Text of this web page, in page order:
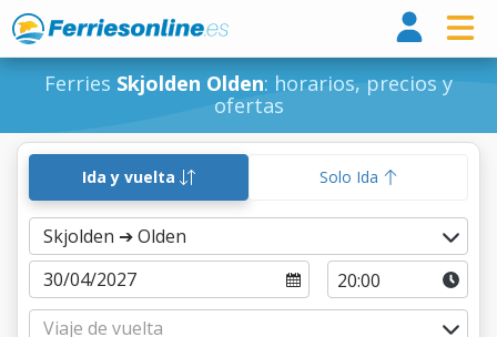
Ferries Skjolden Olden: horarios, precios y
ofertas
Ida y vuelta Solo Ida